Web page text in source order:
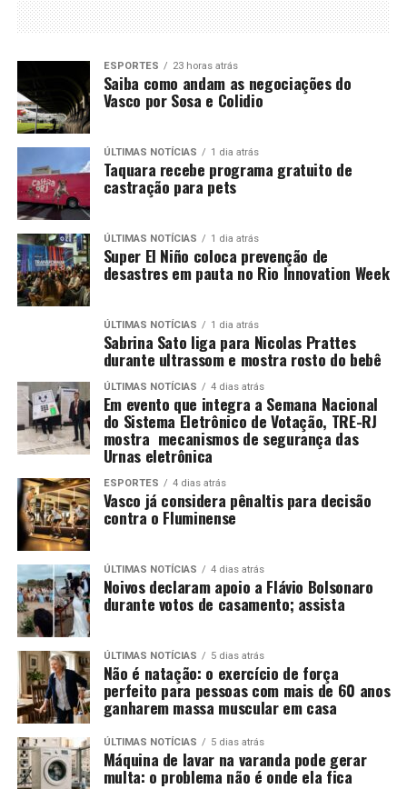
ESPORTES 23 horas atrás
Saiba como andam as negociações do
Vasco por Sosa e Colidio
ÚLTIMAS NOTÍCIAS 1 dia atrás
Taquara recebe programa gratuito de
castração para pets
ÚLTIMAS NOTÍCIAS 1 dia atrás
Super El Niño coloca prevenção de
desastres em pauta no Rio Innovation Week
ÚLTIMAS NOTÍCIAS 1 dia atrás
Sabrina Sato liga para Nicolas Prattes
durante ultrassom e mostra rosto do bebê
ÚLTIMAS NOTÍCIAS 4 dias atrás
Em evento que integra a Semana Nacional
do Sistema Eletrônico de Votação, TRE-RJ
mostra mecanismos de segurança das
Urnas eletrônica
ESPORTES 4 dias atrás
Vasco já considera pênaltis para decisão
contra o Fluminense
ÚLTIMAS NOTÍCIAS 4 dias atrás
Noivos declaram apoio a Flávio Bolsonaro
durante votos de casamento; assista
ÚLTIMAS NOTÍCIAS 5 dias atrás
Não é natação: o exercício de força
perfeito para pessoas com mais de 60 anos
ganharem massa muscular em casa
ÚLTIMAS NOTÍCIAS 5 dias atrás
Máquina de lavar na varanda pode gerar
multa: o problema não é onde ela fica